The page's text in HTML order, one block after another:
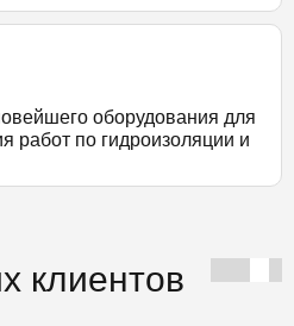
оборудования для
работ по гидроизоляции и
клиентов